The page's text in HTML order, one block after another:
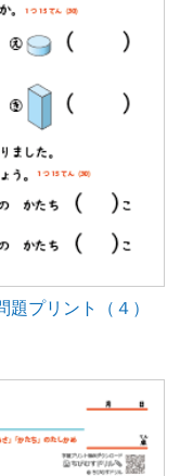
プリント（４）